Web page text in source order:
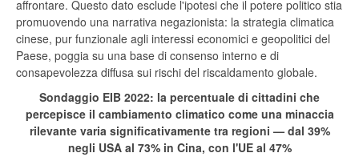
affrontare. Questo dato esclude l'ipotesi che il potere politico stia
promuovendo una narrativa negazionista: la strategia climatica
cinese, pur funzionale agli interessi economici e geopolitici del
Paese, poggia su una base di consenso interno e di
consapevolezza diffusa sui rischi del riscaldamento globale.
Sondaggio EIB 2022: la percentuale di cittadini che
percepisce il cambiamento climatico come una minaccia
rilevante varia significativamente tra regioni — dal 39%
negli USA al 73% in Cina, con l'UE al 47%